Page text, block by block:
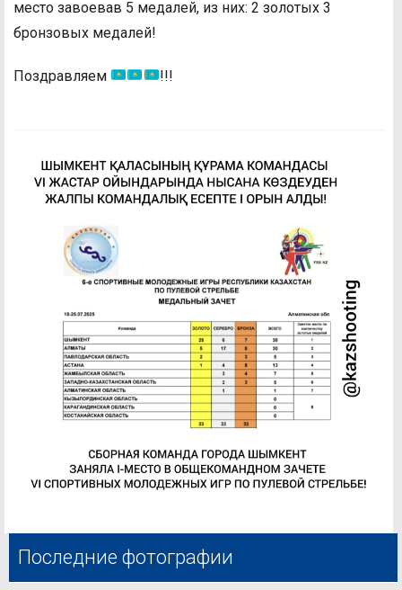
место завоевав 5 медалей, из них: 2 золотых 3
бронзовых медалей!
Поздравляем !!!
Последние фотографии